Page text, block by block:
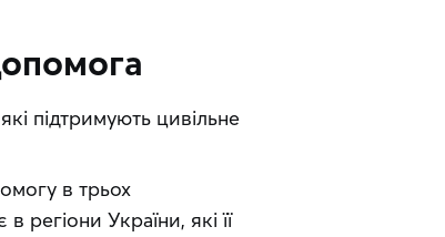
підтримують цивільне
в трьох
регіони України, які її